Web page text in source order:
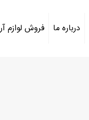
درباره ما فروش لوازم